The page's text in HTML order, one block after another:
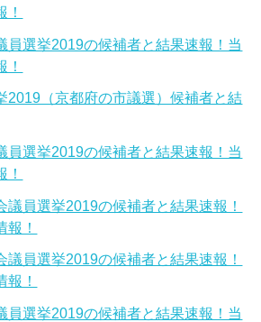
！
員選挙2019の候補者と結果速報！当
！
2019（京都府の市議選）候補者と結
員選挙2019の候補者と結果速報！当
！
議員選挙2019の候補者と結果速報！
報！
議員選挙2019の候補者と結果速報！
報！
員選挙2019の候補者と結果速報！当